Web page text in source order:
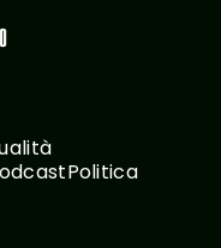
Politica